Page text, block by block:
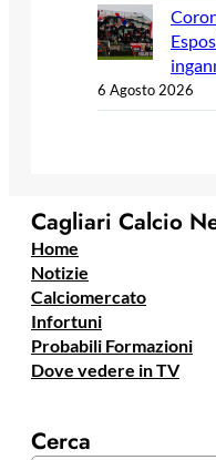
6 Agosto 2026
Cagliari Calcio
Home
Notizie
Calciomercato
Infortuni
Probabili Formazioni
Dove vedere in TV
Cerca